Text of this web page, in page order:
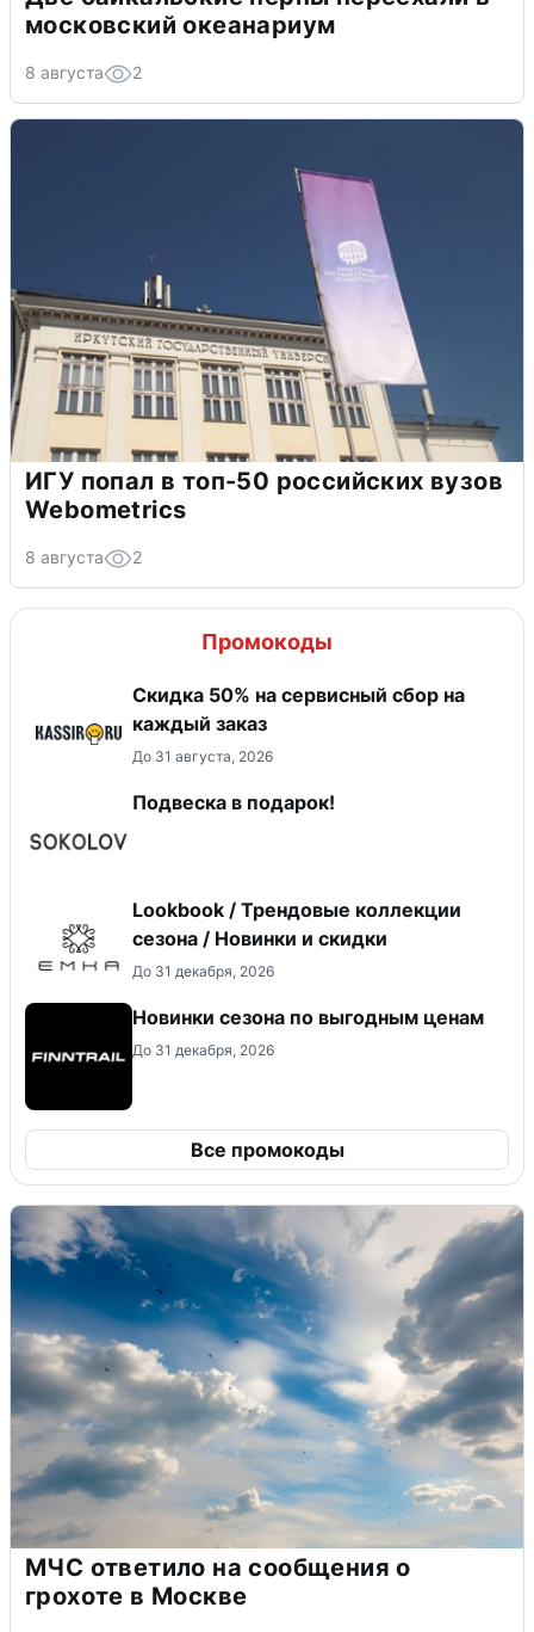
московский океанариум
8 августа 2
ИГУ попал в топ-50 российских вузов
Webometrics
8 августа 2
Промокоды
Скидка 50% на сервисный сбор на
каждый заказ
До 31 августа, 2026
Подвеска в подарок!
Lookbook / Трендовые коллекции
сезона / Новинки и скидки
До 31 декабря, 2026
Новинки сезона по выгодным ценам
До 31 декабря, 2026
Все промокоды
МЧС ответило на сообщения о
грохоте в Москве